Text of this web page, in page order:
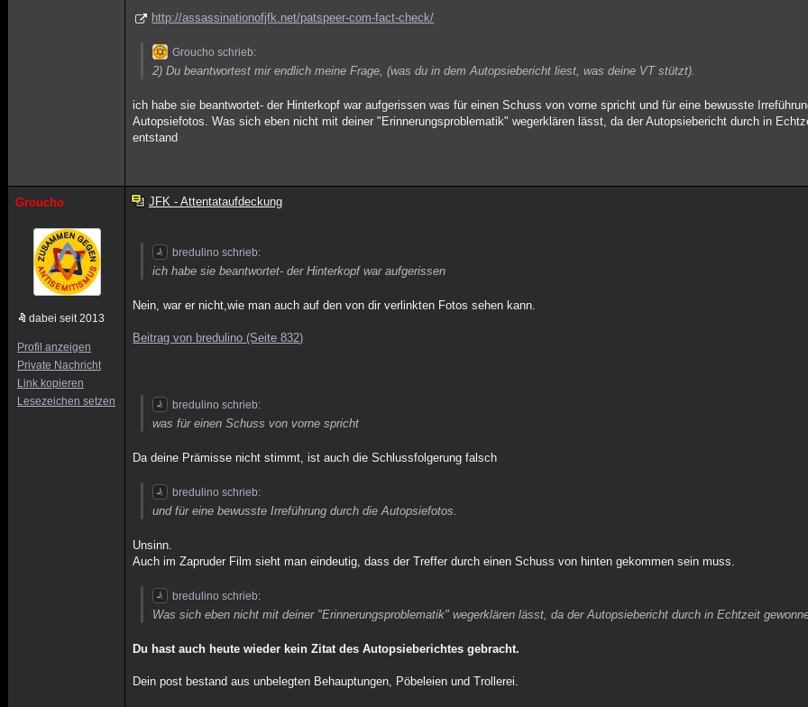
http://assassinationofjfk.net/patspeer-com-fact-check/
Groucho schrieb:
2) Du beantwortest mir endlich meine Frage, (was du in dem Autopsiebericht liest, was deine VT stützt).
ich habe sie beantwortet- der Hinterkopf war aufgerissen was für einen Schuss von vorne spricht und für eine bewusste
Autopsiefotos. Was sich eben nicht mit deiner "Erinnerungsproblematik" wegerklären lässt, da der Autopsiebericht durch in
entstand
Groucho
dabei seit 2013
Profil anzeigen
Private Nachricht
Link kopieren
Lesezeichen setzen
JFK - Attentataufdeckung
bredulino schrieb:
ich habe sie beantwortet- der Hinterkopf war aufgerissen
Nein, war er nicht,wie man auch auf den von dir verlinkten Fotos sehen kann.
Beitrag von bredulino (Seite 832)
bredulino schrieb:
was für einen Schuss von vorne spricht
Da deine Prämisse nicht stimmt, ist auch die Schlussfolgerung falsch
bredulino schrieb:
und für eine bewusste Irreführung durch die Autopsiefotos.
Unsinn.
Auch im Zapruder Film sieht man eindeutig, dass der Treffer durch einen Schuss von hinten gekommen sein muss.
bredulino schrieb:
Was sich eben nicht mit deiner "Erinnerungsproblematik" wegerklären lässt, da der Autopsiebericht durch in Echtzeit
Du hast auch heute wieder kein Zitat des Autopsieberichtes gebracht.
Dein post bestand aus unbelegten Behauptungen, Pöbeleien und Trollerei.